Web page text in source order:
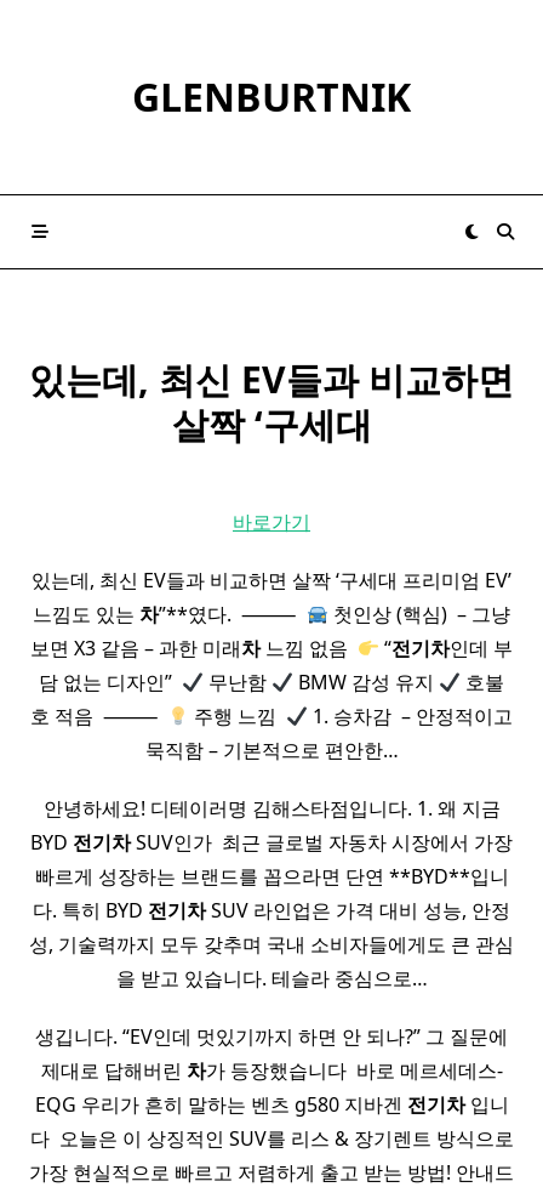
GLENBURTNIK
있는데, 최신 EV들과 비교하면
살짝 ‘구세대
바로가기
있는데, 최신 EV들과 비교하면 살짝 ‘구세대 프리미엄 EV’
느낌도 있는 차”**였다. ​ ⸻ ​
첫인상 (핵심) ​ – 그냥
보면 X3 같음 – 과한 미래차느낌 없음 ​ “전기차인데 부
담 없는 디자인” ​
무난함 BMW 감성 유지
호불
호 적음 ​ ⸻ ​
주행 느낌 ​
1. 승차감 ​ – 안정적이고
묵직함 – 기본적으로 편안한…
안녕하세요! 디테이러명 김해스타점입니다. 1. 왜 지금
BYD 전기차SUV인가 ​ 최근 글로벌 자동차 시장에서 가장
빠르게 성장하는 브랜드를 꼽으라면 단연 **BYD**입니
다. 특히 BYD 전기차SUV 라인업은 가격 대비 성능, 안정
성, 기술력까지 모두 갖추며 국내 소비자들에게도 큰 관심
을 받고 있습니다. 테슬라 중심으로…
생깁니다. “EV인데 멋있기까지 하면 안 되나?” 그 질문에
제대로 답해버린 차가 등장했습니다 ​ 바로 메르세데스-
EQG 우리가 흔히 말하는 벤츠 g580 지바겐 전기차입니
다 ​ 오늘은 이 상징적인 SUV를 리스 & 장기렌트 방식으로
가장 현실적으로 빠르고 저렴하게 출고 받는 방법! 안내드